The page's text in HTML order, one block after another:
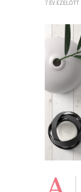
7 ÉV EZELŐTT